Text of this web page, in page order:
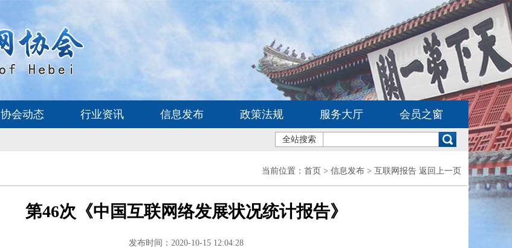
协会动态 行业资讯 信息发布 政策法规 服务大厅 会员之窗
全站搜索
当前位置： 首页 > 信息发布 > 互联网报告 返回上一页
第46次《中国互联网络发展状况统计报告》
发布时间：2020-10-15 12:04:28